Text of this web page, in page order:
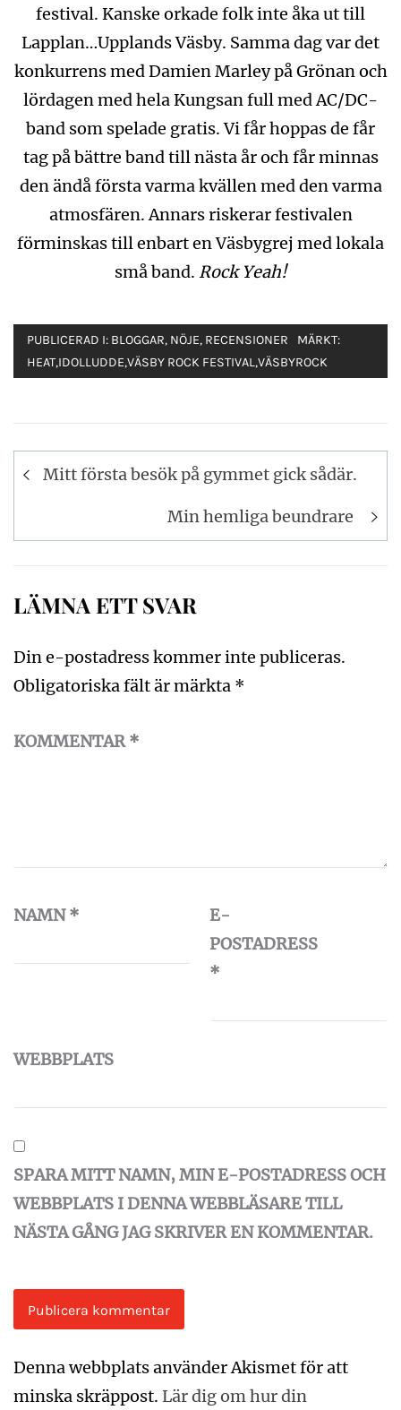
festival. Kanske orkade folk inte åka ut till
Lapplan…Upplands Väsby. Samma dag var det
konkurrens med Damien Marley på Grönan och
lördagen med hela Kungsan full med AC/DC-
band som spelade gratis. Vi får hoppas de får
tag på bättre band till nästa år och får minnas
den ändå första varma kvällen med den varma
atmosfären. Annars riskerar festivalen
förminskas till enbart en Väsbygrej med lokala
små band. Rock Yeah!
PUBLICERAD I: BLOGGAR, NÖJE, RECENSIONER
MÄRKT:
HEAT,IDOLLUDDE,VÄSBY ROCK FESTIVAL,VÄSBYROCK
Inläggsnavigering
Mitt första besök på gymmet gick sådär.
Min hemliga beundrare
LÄMNA ETT SVAR
Din e-postadress kommer inte publiceras.
Obligatoriska fält är märkta *
KOMMENTAR*
NAMN*
E-
POSTADRESS
*
WEBBPLATS
SPARA MITT NAMN, MIN E-POSTADRESS OCH
WEBBPLATS I DENNA WEBBLÄSARE TILL
NÄSTA GÅNG JAG SKRIVER EN KOMMENTAR.
Denna webbplats använder Akismet för att
minska skräppost. Lär dig om hur din